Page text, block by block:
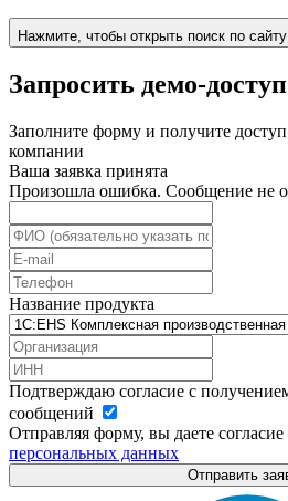
Нажмите, чтобы открыть поиск по сайту
Запросить демо-доступ
Заполните форму и получите
компании
Ваша заявка принята
Произошла ошибка. Сообщение не
Название продукта
Подтверждаю согласие с
сообщений
Отправляя форму, вы даете
персональных данных
Отправить